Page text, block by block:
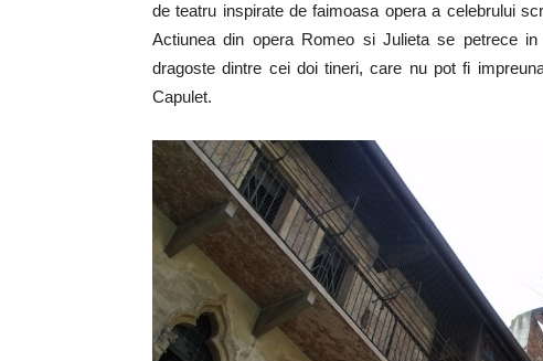
de teatru inspirate de faimoasa opera a celebrului
Actiunea din opera Romeo si Julieta se petrece
dragoste dintre cei doi tineri, care nu pot fi
Capulet.